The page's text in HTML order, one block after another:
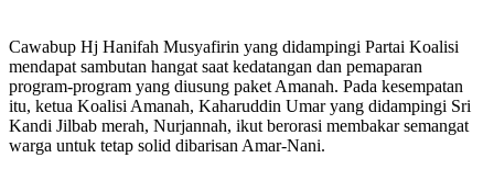
Cawabup Hj Hanifah Musyafirin yang didampingi Partai Koalisi
mendapat sambutan hangat saat kedatangan dan pemaparan
program-program yang diusung paket Amanah. Pada kesempatan
itu, ketua Koalisi Amanah, Kaharuddin Umar yang didampingi Sri
Kandi Jilbab merah, Nurjannah, ikut berorasi membakar semangat
warga untuk tetap solid dibarisan Amar-Nani.